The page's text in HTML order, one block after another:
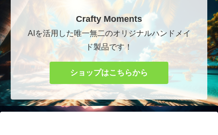
Crafty Moments
AIを活用した唯一無二のオリジナルハンドメイ
ド製品です！
ショップはこちらから